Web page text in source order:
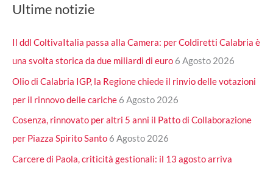
Ultime notizie
Il ddl ColtivaItalia passa alla Camera: per Coldiretti Calabria è
una svolta storica da due miliardi di euro 6 Agosto 2026
Olio di Calabria IGP, la Regione chiede il rinvio delle votazioni
per il rinnovo delle cariche 6 Agosto 2026
Cosenza, rinnovato per altri 5 anni il Patto di Collaborazione
per Piazza Spirito Santo 6 Agosto 2026
Carcere di Paola, criticità gestionali: il 13 agosto arriva